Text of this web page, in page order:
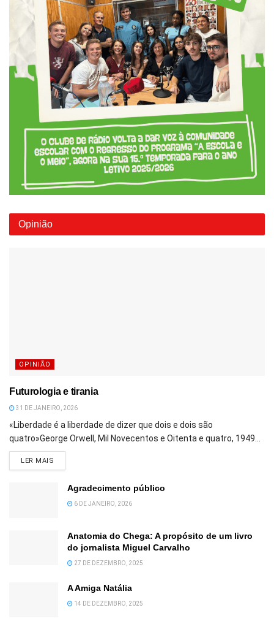
Opinião
OPINIÃO
Futurologia e tirania
31 DE JANEIRO, 2026
«Liberdade é a liberdade de dizer que dois e dois são
quatro»George Orwell, Mil Novecentos e Oitenta e quatro, 1949...
LER MAIS
Agradecimento público
6 DE JANEIRO, 2026
Anatomia do Chega: A propósito de um livro
do jornalista Miguel Carvalho
27 DE DEZEMBRO, 2025
A Amiga Natália
14 DE DEZEMBRO, 2025